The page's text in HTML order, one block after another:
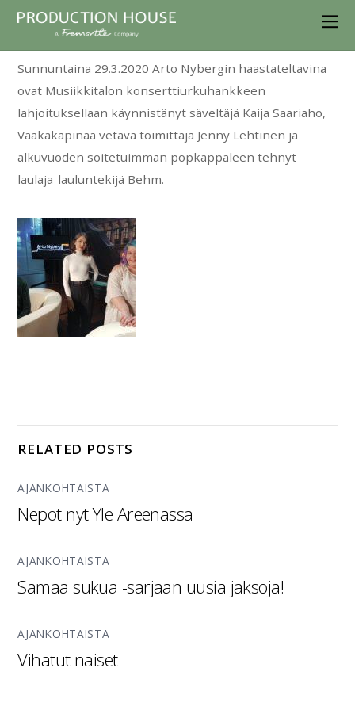
Sunnuntaina 29.3.2020 Arto Nybergin haastateltavina
ovat Musiikkitalon konserttiurkuhankkeen
lahjoituksellaan käynnistänyt säveltäjä Kaija Saariaho,
Vaakakapinaa vetävä toimittaja Jenny Lehtinen ja
alkuvuoden soitetuimman popkappaleen tehnyt
laulaja-lauluntekijä Behm.
RELATED POSTS
AJANKOHTAISTA
Nepot nyt Yle Areenassa
AJANKOHTAISTA
Samaa sukua -sarjaan uusia jaksoja!
AJANKOHTAISTA
Vihatut naiset